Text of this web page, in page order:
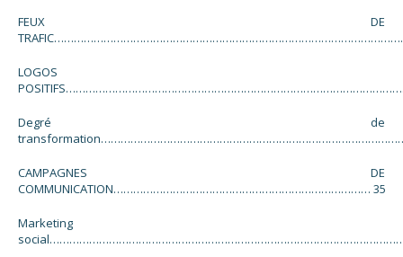
FEUX DE
LOGOS
Degré de
CAMPAGNES DE
COMMUNICATION…………………………………………………………………… 35
Marketing